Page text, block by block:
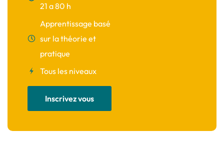
21 a 80 h
Apprentissage basé
sur la théorie et
pratique
Tous les niveaux
Inscrivez vous